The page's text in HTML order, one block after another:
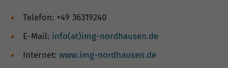
Telefon: +49 36319240
E-Mail: info(at)img-nordhausen.de
Internet: www.img-nordhausen.de